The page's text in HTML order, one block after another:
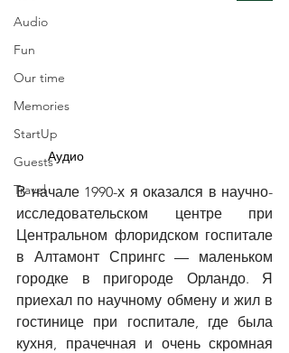
Audio
Fun
Our time
Memories
StartUp
Guests
Travel
Аудио
В начале 1990-х я оказался в научно-
исследовательском центре при
Центральном флоридском госпитале
в Алтамонт Спрингс — маленьком
городке в пригороде Орландо. Я
приехал по научному обмену и жил в
гостинице при госпитале, где была
кухня, прачечная и очень скромная